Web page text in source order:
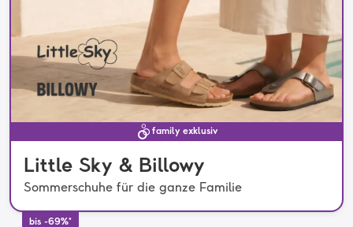
family exklusiv
Little Sky & Billowy
Sommerschuhe für die ganze Familie
bis -69%*